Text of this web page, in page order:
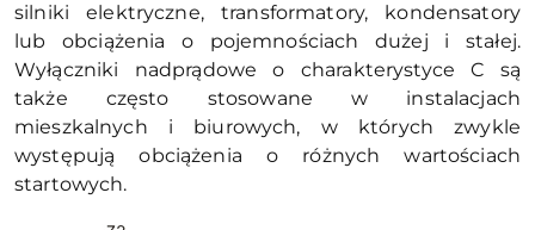
silniki elektryczne, transformatory, kondensatory
lub obciążenia o pojemnościach dużej i stałej.
Wyłączniki nadprądowe o charakterystyce C są
także często stosowane w instalacjach
mieszkalnych i biurowych, w których zwykle
występują obciążenia o różnych wartościach
startowych.